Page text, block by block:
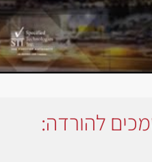
להורדה: